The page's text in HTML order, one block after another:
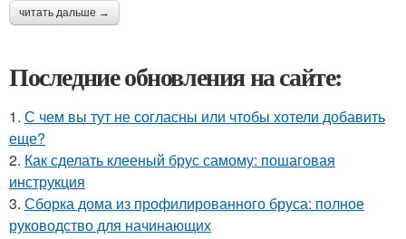
читать дальше →
Последние обновления на сайте:
1. С чем вы тут не согласны или чтобы хотели добавить
еще?
2. Как сделать клееный брус самому: пошаговая
инструкция
3. Сборка дома из профилированного бруса: полное
руководство для начинающих